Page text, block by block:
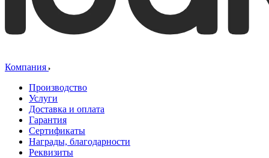
Компания
Производство
Услуги
Доставка и оплата
Гарантия
Сертификаты
Награды, благодарности
Реквизиты